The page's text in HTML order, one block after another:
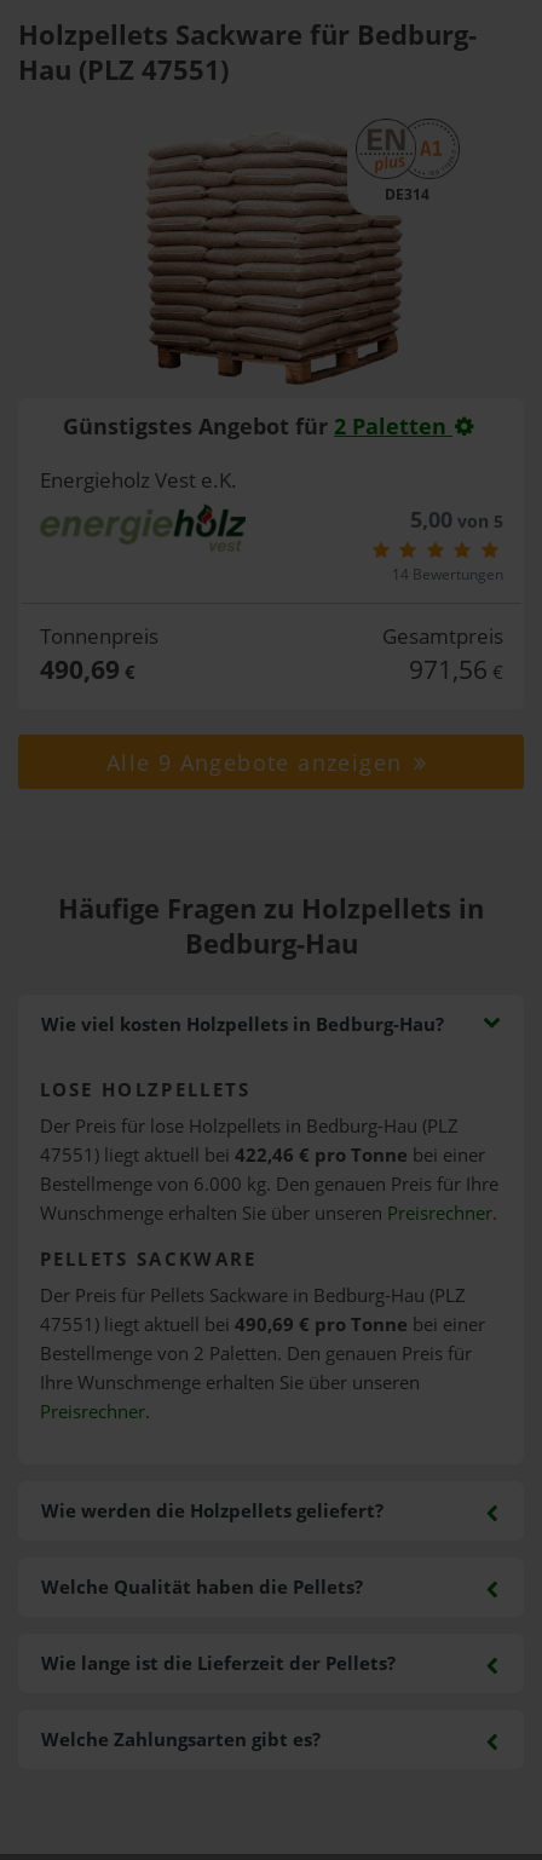
Holzpellets Sackware für Bedburg-
Hau (PLZ 47551)
DE314
Günstigstes Angebot für 2 Paletten
Energieholz Vest e.K.
5,00 von 5
14 Bewertungen
Tonnenpreis
490,69 €
Gesamtpreis
971,56 €
Alle 9 Angebote anzeigen
Häufige Fragen zu Holzpellets in
Bedburg-Hau
Wie viel kosten Holzpellets in Bedburg-Hau?
LOSE HOLZPELLETS
Der Preis für lose Holzpellets in Bedburg-Hau (PLZ
47551) liegt aktuell bei 422,46 € pro Tonne bei einer
Bestellmenge von 6.000 kg. Den genauen Preis für Ihre
Wunschmenge erhalten Sie über unseren Preisrechner.
PELLETS SACKWARE
Der Preis für Pellets Sackware in Bedburg-Hau (PLZ
47551) liegt aktuell bei 490,69 € pro Tonne bei einer
Bestellmenge von 2 Paletten. Den genauen Preis für
Ihre Wunschmenge erhalten Sie über unseren
Preisrechner.
Wie werden die Holzpellets geliefert?
Welche Zahlungsarten gibt es?
Welche Qualität haben die Pellets?
Wie lange ist die Lieferzeit der Pellets?